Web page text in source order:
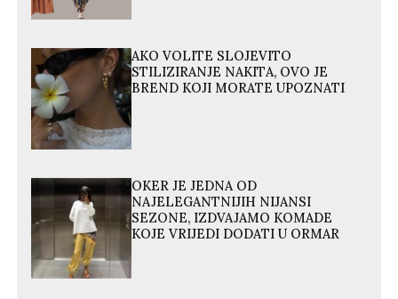
AKO VOLITE SLOJEVITO
STILIZIRANJE NAKITA, OVO JE
BREND KOJI MORATE UPOZNATI
OKER JE JEDNA OD
NAJELEGANTNIJIH NIJANSI
SEZONE, IZDVAJAMO KOMADE
KOJE VRIJEDI DODATI U ORMAR